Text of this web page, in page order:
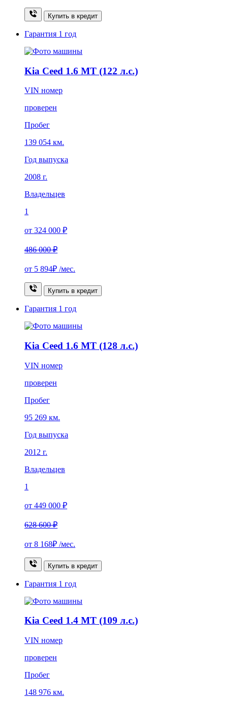
Купить в кредит
Гарантия 1 год
Kia Ceed 1.6 MT (122 л.с.)
VIN номер
проверен
Пробег
139 054 км.
Год выпуска
2008 г.
Владельцев
1
от 324 000 ₽
486 000 ₽
от 5 894₽ /мес.
Купить в кредит
Гарантия 1 год
Kia Ceed 1.6 MT (128 л.с.)
VIN номер
проверен
Пробег
95 269 км.
Год выпуска
2012 г.
Владельцев
1
от 449 000 ₽
628 600 ₽
от 8 168₽ /мес.
Купить в кредит
Гарантия 1 год
Kia Ceed 1.4 MT (109 л.с.)
VIN номер
проверен
Пробег
148 976 км.